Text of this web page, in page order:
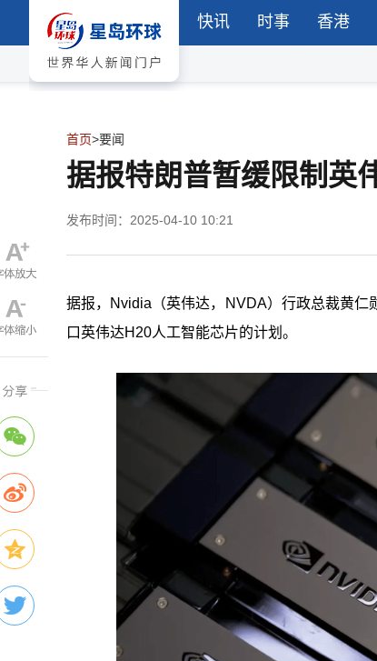
快讯 时事 香港
首页>要闻
据报特朗普暂缓限制英
发布时间：2025-04-10 10:21
据报，Nvidia（英伟达，NVDA）行政总裁黄仁
口英伟达H20人工智能芯片的计划。